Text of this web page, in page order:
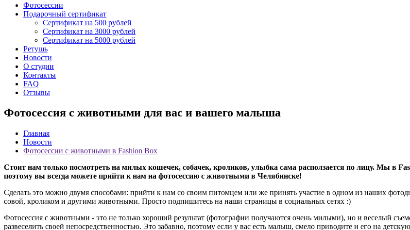
Фотосессии
Подарочный сертификат
Сертификат на 500 рублей
Сертификат на 3000 рублей
Сертификат на 5000 рублей
Ретушь
Новости
О студии
Контакты
FAQ
Отзывы
Фотосессия с животными для вас и вашего малыша
Главная
Новости
Фотосессии с животными в Fashion Box
Стоит нам только посмотреть на милых кошечек, собачек, кроликов, улыбка сама расползается по лицу. Мы в
поэтому вы всегда можете прийти к нам на фотосессию с животными в Челябинске!
Сделать это можно двумя способами: прийти к нам со своим питомцем или же принять участие в одном из наших
совой, кроликом и другими животными. Просто подпишитесь на наши страницы в социальных сетях :)
Фотосессия с животными - это не только хороший результат (фотографии получаются очень милыми), но и веселый
развеселить своей непосредственностью. Это забавно, поэтому если у вас есть малыш, смело приводите и его на